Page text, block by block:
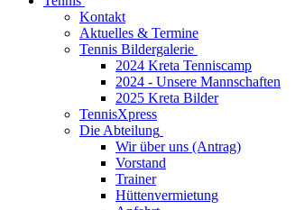
Kontakt
Aktuelles & Termine
Tennis Bildergalerie
2024 Kreta Tenniscamp
2024 - Unsere Mannschaften
2025 Kreta Bilder
TennisXpress
Die Abteilung
Wir über uns (Antrag)
Vorstand
Trainer
Hüttenvermietung